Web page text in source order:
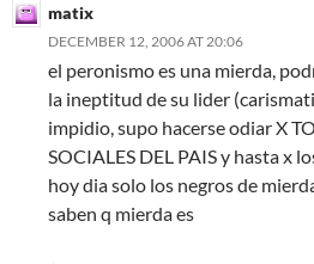
matix
DECEMBER 12, 2006 AT 20:06
el peronismo es una mierda,
la ineptitud de su lider
impidio, supo hacerse odiar X
SOCIALES DEL PAIS y hasta x
hoy dia solo los negros de
saben q mierda es